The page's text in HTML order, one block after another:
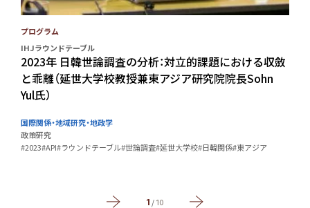
プログラム
IHJラウンドテーブル
2023年 日韓世論調査の分析：対立的課題における収斂
と乖離（延世大学校教授兼東アジア研究院院長Sohn
Yul氏）
国際関係・地域研究・地政学
政策研究
#2023#API#ラウンドテーブル#世論調査#延世大学校#日韓関係#東アジア
1 / 10